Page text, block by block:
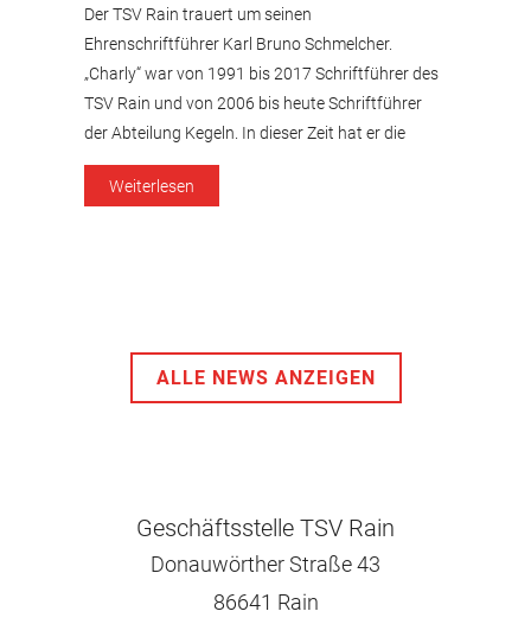
Der TSV Rain trauert um seinen
Ehrenschriftführer Karl Bruno Schmelcher.
„Charly“ war von 1991 bis 2017 Schriftführer des
TSV Rain und von 2006 bis heute Schriftführer
der Abteilung Kegeln. In dieser Zeit hat er die
Geschicke unseres Vereines maßgeblich
mitgestaltet. Die großen Baumaßnahmen und die
Weiterlesen
ALLE NEWS ANZEIGEN
Geschäftsstelle TSV Rain
Donauwörther Straße 43
86641 Rain